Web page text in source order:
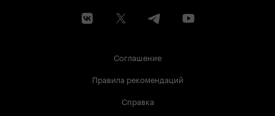
Соглашение
Правила рекомендаций
Справка